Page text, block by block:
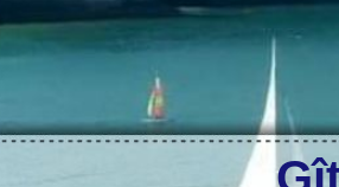
Gîtes